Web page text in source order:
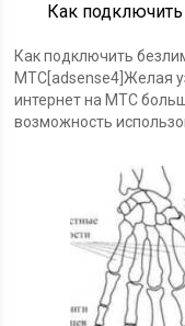
Как
Как подключить
МТС[adsense4]Желая
интернет на МТС
возможность